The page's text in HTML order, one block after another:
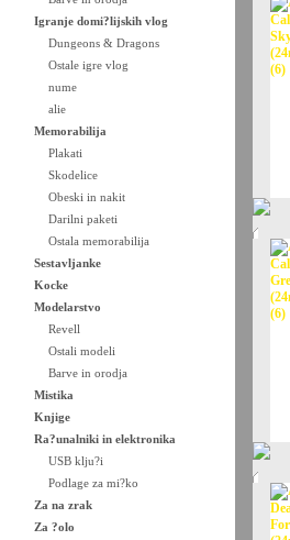
Igranje domi?lijskih vlog
Dungeons & Dragons
Ostale igre vlog
nume
alie
Memorabilija
Plakati
Skodelice
Obeski in nakit
Darilni paketi
Ostala memorabilija
Sestavljanke
Kocke
Modelarstvo
Revell
Ostali modeli
Barve in orodja
Mistika
Knjige
Ra?unalniki in elektronika
USB klju?i
Podlage za mi?ko
Za na zrak
Za ?olo